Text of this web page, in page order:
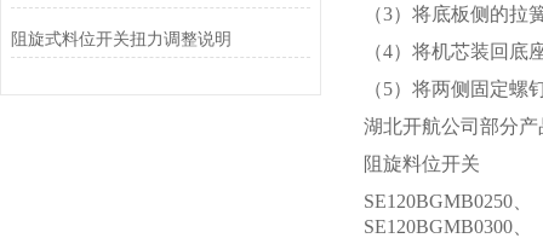
阻旋式料位开关扭力调整说明
（3）将底板侧的
（4）将机芯装回
（5）将两侧固定螺
湖北开航公司部分产
阻旋料位开关
SE120BGMB0250、
SE120BGMB0300、